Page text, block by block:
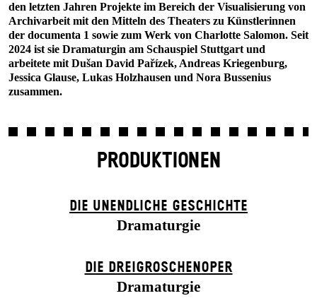
den letzten Jahren Projekte im Bereich der Visualisierung von
Archivarbeit mit den Mitteln des Theaters zu Künstlerinnen
der documenta 1 sowie zum Werk von Charlotte Salomon. Seit
2024 ist sie Dramaturgin am Schauspiel Stuttgart und
arbeitete mit Dušan David Pařízek, Andreas Kriegenburg,
Jessica Glause, Lukas Holzhausen und Nora Bussenius
zusammen.
PRODUKTIONEN
DIE UN­ENDLICHE GESCHICHTE
Dramaturgie
DIE DREI­GROSCHEN­OPER
Dramaturgie